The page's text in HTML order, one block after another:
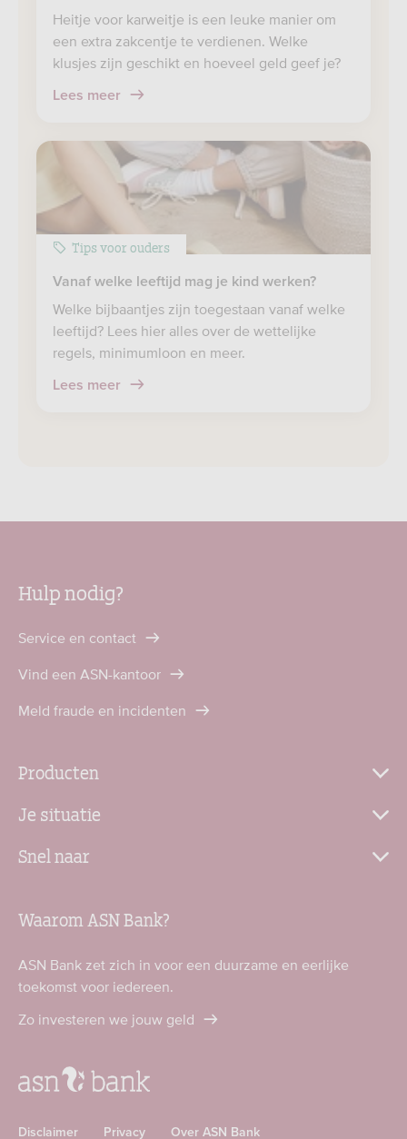
Heitje voor karweitje is een leuke manier om
een extra zakcentje te verdienen. Welke
klusjes zijn geschikt en hoeveel geld geef je?
Lees meer
Tips voor ouders
Vanaf welke leeftijd mag je kind werken?
Welke bijbaantjes zijn toegestaan vanaf welke
leeftijd? Lees hier alles over de wettelijke
regels, minimumloon en meer.
Lees meer
Hulp nodig?
Service en contact
Vind een ASN-kantoor
Meld fraude en incidenten
Producten
Je situatie
Snel naar
Waarom ASN Bank?
ASN Bank zet zich in voor een duurzame en eerlijke
toekomst voor iedereen.
Zo investeren we jouw geld
Disclaimer Privacy Over ASN Bank